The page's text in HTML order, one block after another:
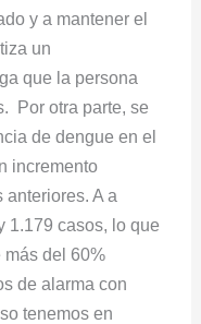
y a mantener el
un
que la persona
Por otra parte, se
de dengue en el
incremento
A a
1.179 casos, lo que
más del 60%
de alarma con
tenemos en